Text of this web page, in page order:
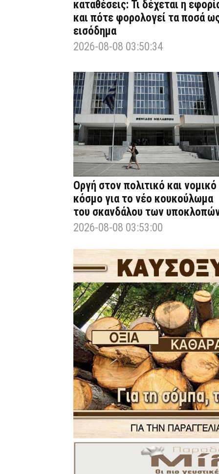
καταθέσεις: Τι δέχεται η
και πότε φορολογεί τα ποσά
εισόδημα
2026-08-08 03:50:34
Οργή στον πολιτικό και νομικό
κόσμο για το νέο κουκούλωμα
του σκανδάλου των
2026-08-08 03:53:00